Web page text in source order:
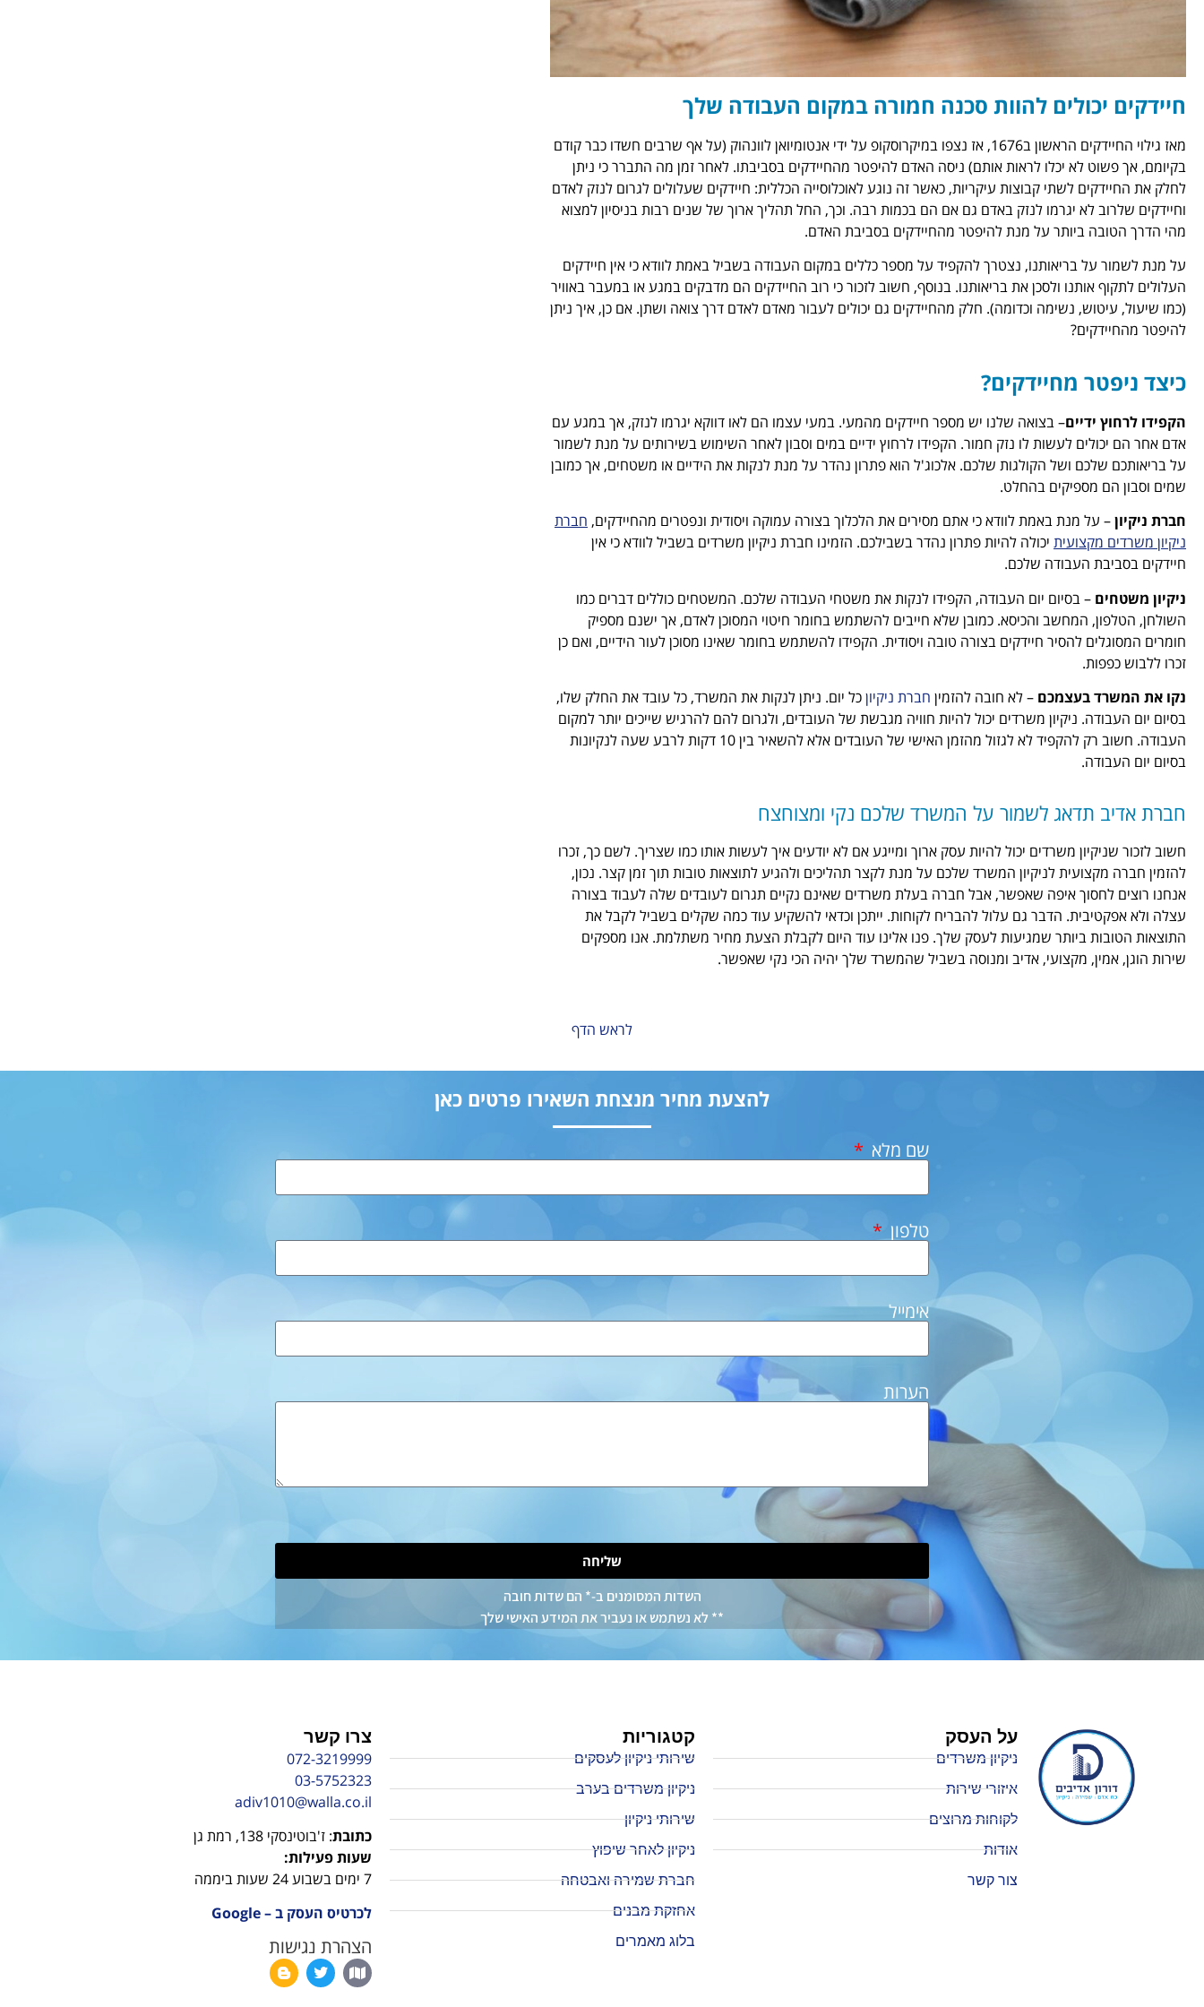
חיידקים יכולים להוות סכנה חמורה במקום העבודה שלך
מאז גילוי החיידקים הראשון ב1676, אז נצפו במיקרוסקופ על ידי אנטומיואן לוונהוק (על אף שרבים חשדו כבר קודם
בקיומם, אך פשוט לא יכלו לראות אותם) ניסה האדם להיפטר מהחיידקים בסביבתו. לאחר זמן מה התברר כי ניתן
לחלק את החיידקים לשתי קבוצות עיקריות, כאשר זה נוגע לאוכלוסייה הכללית: חיידקים שעלולים לגרום לנזק לאדם
וחיידקים שלרוב לא יגרמו לנזק באדם גם אם הם בכמות רבה. וכך, החל תהליך ארוך של שנים רבות בניסיון למצוא
מהי הדרך הטובה ביותר על מנת להיפטר מהחיידקים בסביבת האדם.
על מנת לשמור על בריאותנו, נצטרך להקפיד על מספר כללים במקום העבודה בשביל באמת לוודא כי אין חיידקים
העלולים לתקוף אותנו ולסכן את בריאותנו. בנוסף, חשוב לזכור כי רוב החיידקים הם מדבקים במגע או במעבר באוויר
(כמו שיעול, עיטוש, נשימה וכדומה). חלק מהחיידקים גם יכולים לעבור מאדם לאדם דרך צואה ושתן. אם כן, איך ניתן
להיפטר מהחיידקים?
כיצד ניפטר מחיידקים?
הקפידו לרחוץ ידיים– בצואה שלנו יש מספר חיידקים מהמעי. במעי עצמו הם לאו דווקא יגרמו לנזק, אך במגע עם
אדם אחר הם יכולים לעשות לו נזק חמור. הקפידו לרחוץ ידיים במים וסבון לאחר השימוש בשירותים על מנת לשמור
על בריאותכם שלכם ושל הקולגות שלכם. אלכוג'ל הוא פתרון נהדר על מנת לנקות את הידיים או משטחים, אך כמובן
שמים וסבון הם מספיקים בהחלט.
חברת ניקיון– על מנת באמת לוודא כי אתם מסירים את הלכלוך בצורה עמוקה ויסודית ונפטרים מהחיידקים, חברת
ניקיון משרדים מקצועית יכולה להיות פתרון נהדר בשבילכם. הזמינו חברת ניקיון משרדים בשביל לוודא כי אין
חיידקים בסביבת העבודה שלכם.
ניקיון משטחים – בסיום יום העבודה, הקפידו לנקות את משטחי העבודה שלכם. המשטחים כוללים דברים כמו
השולחן, הטלפון, המחשב והכיסא. כמובן שלא חייבים להשתמש בחומר חיטוי המסוכן לאדם, אך ישנם מספיק
חומרים המסוגלים להסיר חיידקים בצורה טובה ויסודית. הקפידו להשתמש בחומר שאינו מסוכן לעור הידיים, ואם כן
זכרו ללבוש כפפות.
נקו את המשרד בעצמכם – לא חובה להזמין חברת ניקיוןכל יום. ניתן לנקות את המשרד, כל עובד את החלק שלו,
בסיום יום העבודה. ניקיון משרדים יכול להיות חוויה מגבשת של העובדים, ולגרום להם להרגיש שייכים יותר למקום
העבודה. חשוב רק להקפיד לא לגזול מהזמן האישי של העובדים אלא להשאיר בין 10 דקות לרבע שעה לנקיונות
בסיום יום העבודה.
חברת אדיב תדאג לשמור על המשרד שלכם נקי ומצוחצח
חשוב לזכור שניקיון משרדים יכול להיות עסק ארוך ומייגע אם לא יודעים איך לעשות אותו כמו שצריך. לשם כך, זכרו
להזמין חברה מקצועית לניקיון המשרד שלכם על מנת לקצר תהליכים ולהגיע לתוצאות טובות תוך זמן קצר. נכון,
אנחנו רוצים לחסוך איפה שאפשר, אבל חברה בעלת משרדים שאינם נקיים תגרום לעובדים שלה לעבוד בצורה
עצלה ולא אפקטיבית. הדבר גם עלול להבריח לקוחות. ייתכן וכדאי להשקיע עוד כמה שקלים בשביל לקבל את
התוצאות הטובות ביותר שמגיעות לעסק שלך. פנו אלינו עוד היום לקבלת הצעת מחיר משתלמת. אנו מספקים
שירות הוגן, אמין, מקצועי, אדיב ומנוסה בשביל שהמשרד שלך יהיה הכי נקי שאפשר.
לראש הדף
להצעת מחיר מנצחת השאירו פרטים כאן
שם מלא
טלפון
אימייל
הערות
שליחה
השדות המסומנים ב-* הם שדות חובה
** לא נשתמש או נעביר את המידע האישי שלך
על העסק
ניקיון משרדים
איזורי שירות
לקוחות מרוצים
אודות
צור קשר
קטגוריות
שירותי ניקיון לעסקים
ניקיון משרדים בערב
שירותי ניקיון
ניקיון לאחר שיפוץ
חברת שמירה ואבטחה
אחזקת מבנים
בלוג מאמרים
צרו קשר
072-3219999
03-5752323
adiv1010@walla.co.il
כתובת: ז'בוטינסקי 138, רמת גן
שעות פעילות:
7 ימים בשבוע 24 שעות ביממה
לכרטיס העסק ב – Google
הצהרת נגישות